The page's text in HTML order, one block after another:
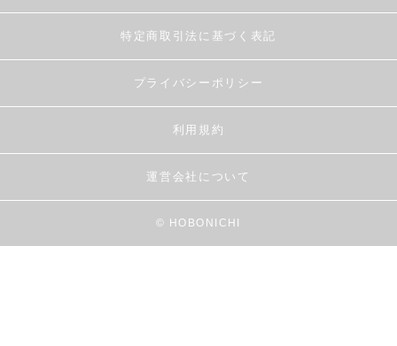
特定商取引法に基づく表記
プライバシーポリシー
利用規約
運営会社について
© HOBONICHI